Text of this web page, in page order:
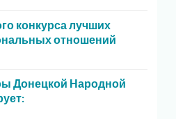
конкурса лучших
отношений
Донецкой Народной